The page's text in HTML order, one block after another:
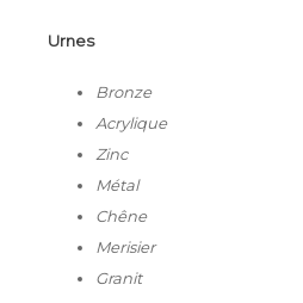
Urnes
Bronze
Acrylique
Zinc
Métal
Chêne
Merisier
Granit